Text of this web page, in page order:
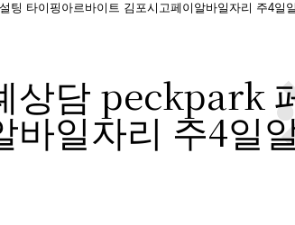
팅 타이핑아르바이트 김포시고페이알바일자리 주4일
상담 peckpark
바일자리 주4일